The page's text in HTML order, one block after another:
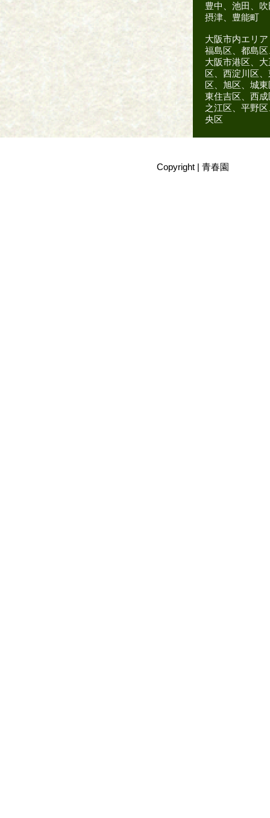
豊中、池田、
摂津、豊能町
大阪市内エリア
福島区、都島
大阪市港区、
区、西淀川区
区、旭区、城
東住吉区、西
之江区、平野
央区
Copyright | 青春園